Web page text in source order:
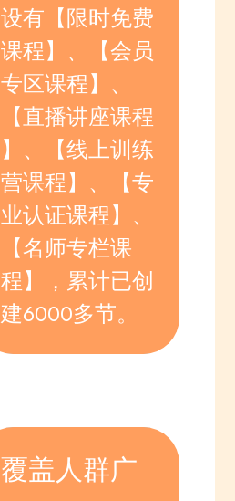
设有【限时免费
课程】、【会员
专区课程】、
【直播讲座课程
】、【线上训练
营课程】、【专
业认证课程】、
【名师专栏课
程】，累计已创
建6000多节。
覆盖人群广